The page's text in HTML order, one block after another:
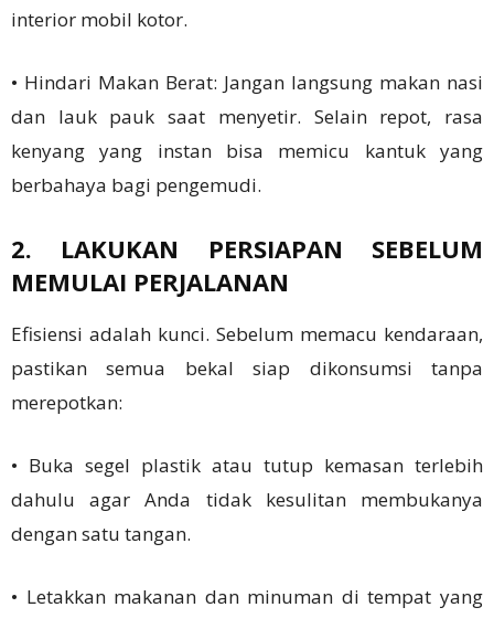
interior mobil kotor.
• Hindari Makan Berat: Jangan langsung makan nasi
dan lauk pauk saat menyetir. Selain repot, rasa
kenyang yang instan bisa memicu kantuk yang
berbahaya bagi pengemudi.
2. LAKUKAN PERSIAPAN SEBELUM
MEMULAI PERJALANAN
Efisiensi adalah kunci. Sebelum memacu kendaraan,
pastikan semua bekal siap dikonsumsi tanpa
merepotkan:
• Buka segel plastik atau tutup kemasan terlebih
dahulu agar Anda tidak kesulitan membukanya
dengan satu tangan.
• Letakkan makanan dan minuman di tempat yang